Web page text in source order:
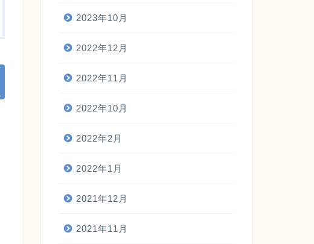
2023年10月
2022年12月
2022年11月
2022年10月
2022年2月
2022年1月
2021年12月
2021年11月